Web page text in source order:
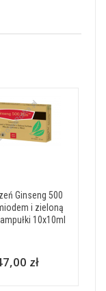
Ginseng 500
i zieloną
10x10ml
zł